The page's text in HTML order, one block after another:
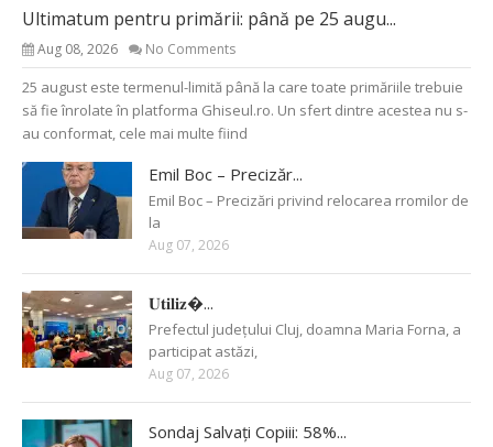
Ultimatum pentru primării: până pe 25 augu...
Aug 08, 2026 No Comments
25 august este termenul-limită până la care toate primăriile trebuie
să fie înrolate în platforma Ghiseul.ro. Un sfert dintre acestea nu s-
au conformat, cele mai multe fiind
Emil Boc – Precizăr...
Emil Boc – Precizări privind relocarea rromilor de
la
Aug 07, 2026
𝐔𝐭𝐢𝐥𝐢𝐳�...
Prefectul județului Cluj, doamna Maria Forna, a
participat astăzi,
Aug 07, 2026
Sondaj Salvați Copiii: 58%...